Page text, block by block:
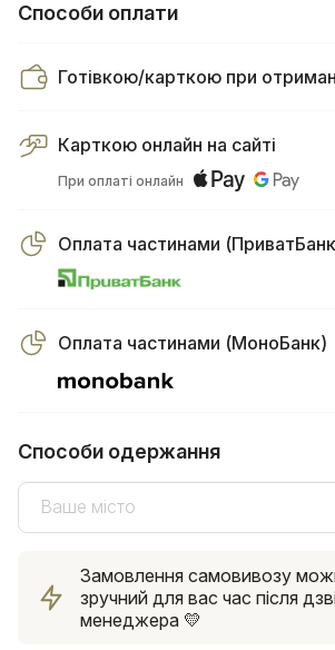
Способи оплати
Готівкою/карткою при
Карткою онлайн на сайті
При оплаті онлайн
Оплата частинами
Оплата частинами (МоноБанк)
Способи одержання
Ваше місто
Замовлення самовивозу
зручний для вас час після
менеджера 💛